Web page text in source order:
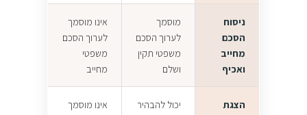
ניסוח
הסכם
מחייב
ואכיף
מוסמך
לערוך הסכם
משפטי תקין
ושלם
אינו מוסמך
לערוך הסכם
משפטי
מחייב
הצגת
יכול להבהיר
אינו מוסמך